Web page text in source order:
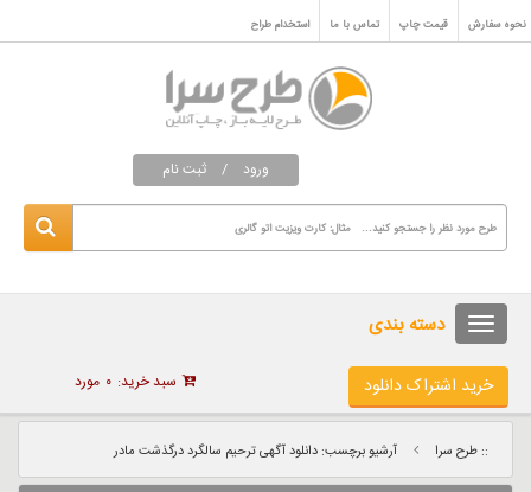
نحوه سفارش قیمت چاپ تماس با ما استخدام طراح
ورود / ثبت نام
دسته بندی
خرید اشتراک دانلود سبد خرید: ۰ مورد
:: طرح سرا آرشیو برچسب: دانلود آگهی ترحیم سالگرد درگذشت مادر